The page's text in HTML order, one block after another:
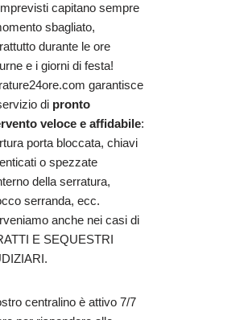
capitano sempre
sbagliato,
durante le ore
e i giorni di festa!
garantisce
di pronto
veloce e affidabile:
porta bloccata, chiavi
o spezzate
della serratura,
serranda, ecc.
anche nei casi di
E SEQUESTRI
centralino è attivo 7/7